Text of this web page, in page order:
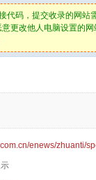
代码，提交收录的网
更改他人电脑设置的
enews/zhuanti/